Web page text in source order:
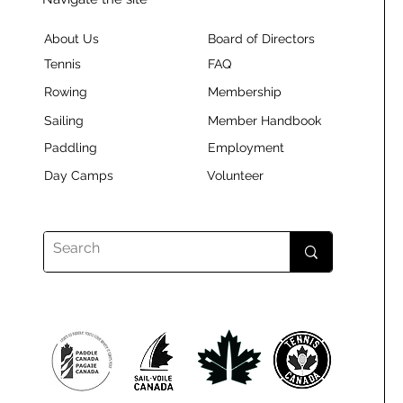
About Us
Tennis
Rowing
Sailing
Paddling
Day Camps
Board of Directors
FAQ
Membership
Member Handbook
Employment
Volunteer